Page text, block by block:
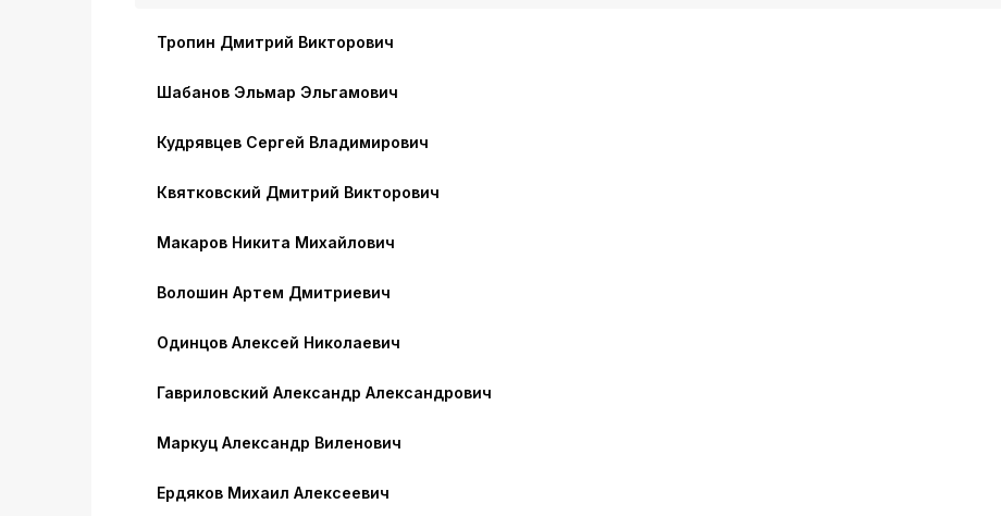
Тропин Дмитрий Викторович
Шабанов Эльмар Эльгамович
Кудрявцев Сергей Владимирович
Квятковский Дмитрий Викторович
Макаров Никита Михайлович
Волошин Артем Дмитриевич
Одинцов Алексей Николаевич
Гавриловский Александр Александрович
Маркуц Александр Виленович
Ердяков Михаил Алексеевич